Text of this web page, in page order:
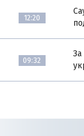
12:20
09:32